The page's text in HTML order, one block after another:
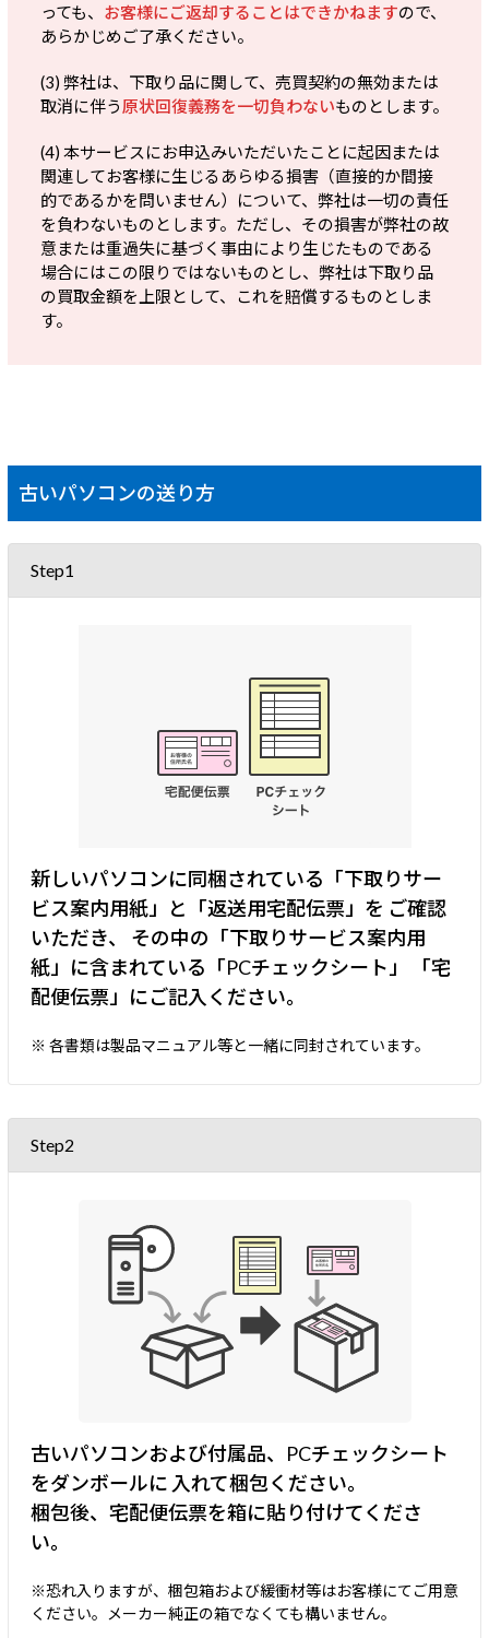
っても、 お客様にご返却することはできかねますので、
あらかじめご了承ください。
(3) 弊社は、下取り品に関して、売買契約の無効または
取消に伴う原状回復義務を一切負わないものとします。
(4) 本サービスにお申込みいただいたことに起因または
関連してお客様に生じるあらゆる損害（直接的か間接
的であるかを問いません）について、弊社は一切の責任
を負わないものとします。ただし、その損害が弊社の故
意または重過失に基づく事由により生じたものである
場合にはこの限りではないものとし、弊社は下取り品
の買取金額を上限として、これを賠償するものとしま
す。
古いパソコンの送り方
Step1
新しいパソコンに同梱されている「下取りサー
ビス案内用紙」と「返送用宅配伝票」を ご確認
いただき、 その中の「下取りサービス案内用
紙」に含まれている「PCチェックシート」
「宅
配便伝票」にご記入ください。
※ 各書類は製品マニュアル等と一緒に同封されています。
Step2
古いパソコンおよび付属品、PCチェックシート
をダンボールに 入れて梱包ください。
梱包後、宅配便伝票を箱に貼り付けてくださ
い。
※恐れ入りますが、梱包箱および緩衝材等はお客様にてご用意
ください。メーカー純正の箱でなくても構いません。